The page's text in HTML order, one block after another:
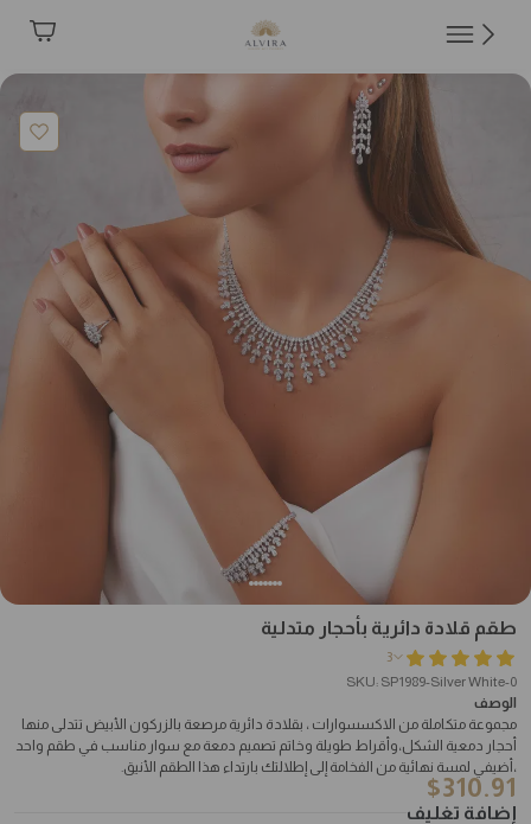
طقم قلادة دائرية بأحجار متدلية
3
SKU: SP1989-Silver White-0
الوصف
مجموعة متكاملة من الاكسسوارات ، بقلادة دائرية مرصعة بالزركون الأبيض تتدلى منها
أحجار دمعية الشكل،وأقراط طويلة وخاتم تصميم دمعة مع سوار مناسب في طقم واحد
،أضيفي لمسة نهائية من الفخامة إلى إطلالتك بارتداء هذا الطقم الأنيق.
310.91
$
إضافة تغليف